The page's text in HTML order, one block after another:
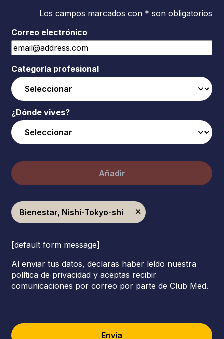
Los campos marcados con * son obligatorios
Correo electrónico
Categoría profesional
¿Dónde vives?
Añadir
Bienestar, Nishi-Tokyo-shi
[default form message]
Al enviar tus datos, declaras haber leído nuestra
política de privacidad y aceptas recibir
comunicaciones por correo por parte de Club Med.
Envía